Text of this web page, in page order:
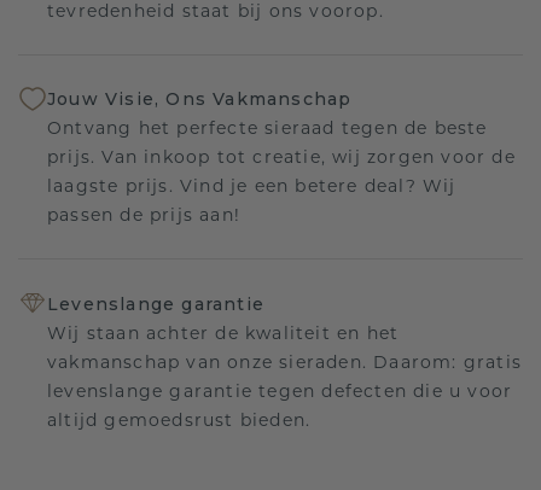
tevredenheid staat bij ons voorop.
Jouw Visie, Ons Vakmanschap
Ontvang het perfecte sieraad tegen de beste
prijs. Van inkoop tot creatie, wij zorgen voor de
laagste prijs. Vind je een betere deal? Wij
passen de prijs aan!
Levenslange garantie
Wij staan achter de kwaliteit en het
vakmanschap van onze sieraden. Daarom: gratis
levenslange garantie tegen defecten die u voor
altijd gemoedsrust bieden.